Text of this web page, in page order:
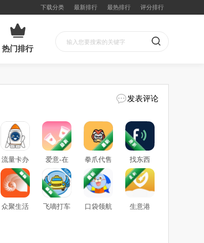
下载分类 最新排行 最热排行 评分排行
热门排行
发表评论
流量卡办
理方舟平
台2026最
新版本
爱意-在
线视频倾
诉
拳爪代售 找东西
众聚生活
飞嘀打车
口袋领航
生意港